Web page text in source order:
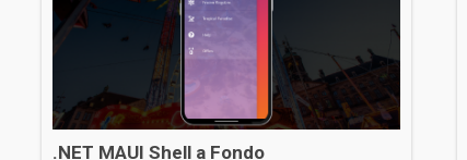
.NET MAUI Shell a Fondo